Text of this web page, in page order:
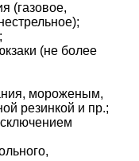
(газовое,
(не более
мороженым,
резинкой и пр.;